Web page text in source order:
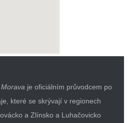
je oficiálním průvodcem po
které se skrývají v regionech
a Zlínsko a Luhačovicko